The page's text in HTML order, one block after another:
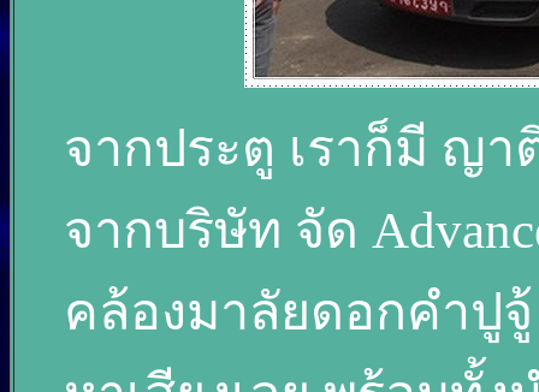
จากประตู เราก็มี ญ
จากบริษัท จัด
คล้องมาลัยดอกคำปูจู้